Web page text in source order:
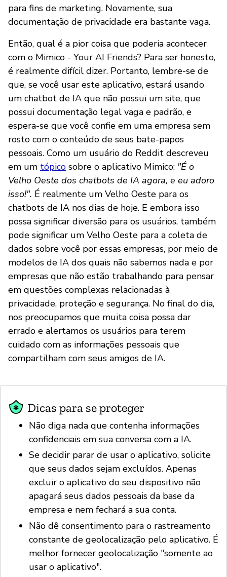
para fins de marketing. Novamente, sua
documentação de privacidade era bastante vaga.
Então, qual é a pior coisa que poderia acontecer
com o Mimico - Your AI Friends? Para ser honesto,
é realmente difícil dizer. Portanto, lembre-se de
que, se você usar este aplicativo, estará usando
um chatbot de IA que não possui um site, que
possui documentação legal vaga e padrão, e
espera-se que você confie em uma empresa sem
rosto com o conteúdo de seus bate-papos
pessoais. Como um usuário do Reddit descreveu
em um tópico sobre o aplicativo Mimico: "É o
Velho Oeste dos chatbots de IA agora, e eu adoro
isso!". É realmente um Velho Oeste para os
chatbots de IA nos dias de hoje. E embora isso
possa significar diversão para os usuários, também
pode significar um Velho Oeste para a coleta de
dados sobre você por essas empresas, por meio de
modelos de IA dos quais não sabemos nada e por
empresas que não estão trabalhando para pensar
em questões complexas relacionadas à
privacidade, proteção e segurança. No final do dia,
nos preocupamos que muita coisa possa dar
errado e alertamos os usuários para terem
cuidado com as informações pessoais que
compartilham com seus amigos de IA.
Dicas para se proteger
Não diga nada que contenha informações
confidenciais em sua conversa com a IA.
Se decidir parar de usar o aplicativo, solicite
que seus dados sejam excluídos. Apenas
excluir o aplicativo do seu dispositivo não
apagará seus dados pessoais da base da
empresa e nem fechará a sua conta.
Não dê consentimento para o rastreamento
constante de geolocalização pelo aplicativo. É
melhor fornecer geolocalização "somente ao
usar o aplicativo".